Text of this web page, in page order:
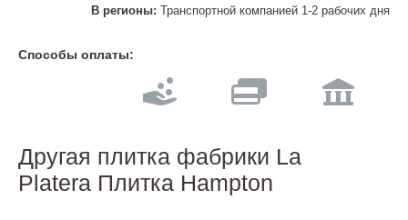
В регионы: Транспортной компанией 1-2 рабочих дня
Способы оплаты:
Другая плитка фабрики La
Platera Плитка Hampton